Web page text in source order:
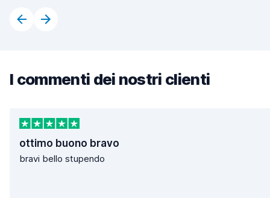
I commenti dei nostri clienti
ottimo buono bravo
bravi bello stupendo